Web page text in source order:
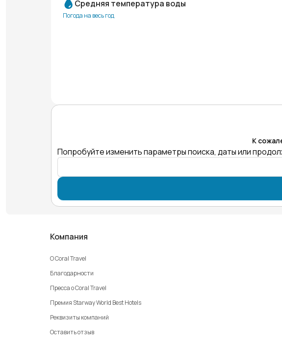
Средняя температура воды
Погода на весь год
К
Попробуйте изменить параметры поиска, даты или
Компания
О Coral Travel
Благодарности
Пресса о Coral Travel
Премия Starway World Best Hotels
Реквизиты компаний
Оставить отзыв